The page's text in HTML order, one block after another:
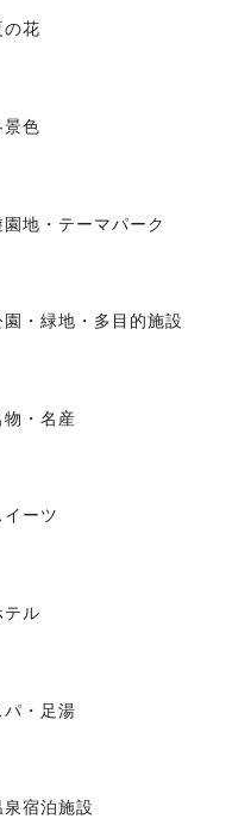
の花
景色
園地・テーマパーク
園・緑地・多目的施設
物・名産
イーツ
テル
パ・足湯
泉宿泊施設